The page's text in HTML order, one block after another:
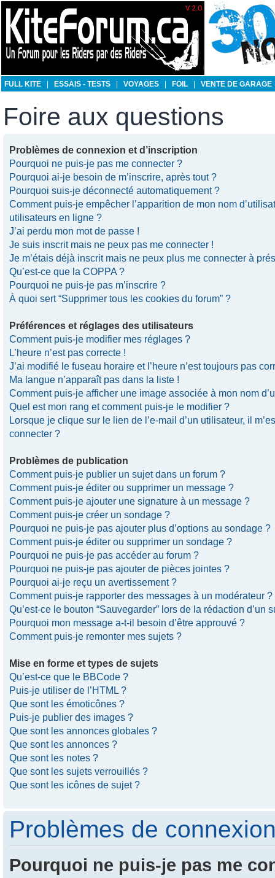
FULL KITE ESSAIS - TESTS VOYAGES FOIL VENTE DE GARAGE
Foire aux questions
Problèmes de connexion et d’inscription
Pourquoi ne puis-je pas me connecter ?
Pourquoi ai-je besoin de m’inscrire, après tout ?
Pourquoi suis-je déconnecté automatiquement ?
Comment puis-je empêcher l’apparition de mon nom
utilisateurs en ligne ?
J’ai perdu mon mot de passe !
Je suis inscrit mais ne peux pas me connecter !
Je m’étais déjà inscrit mais ne peux plus me connecter à
Qu’est-ce que la COPPA ?
Pourquoi ne puis-je pas m’inscrire ?
À quoi sert “Supprimer tous les cookies du forum” ?
Préférences et réglages des utilisateurs
Comment puis-je modifier mes réglages ?
L’heure n’est pas correcte !
J’ai modifié le fuseau horaire et l’heure n’est toujours pas
Ma langue n’apparaît pas dans la liste !
Comment puis-je afficher une image associée à mon nom
Quel est mon rang et comment puis-je le modifier ?
Lorsque je clique sur le lien de l’e-mail d’un utilisateur, il
connecter ?
Problèmes de publication
Comment puis-je publier un sujet dans un forum ?
Comment puis-je éditer ou supprimer un message ?
Comment puis-je ajouter une signature à un message ?
Comment puis-je créer un sondage ?
Pourquoi ne puis-je pas ajouter plus d’options au sondage ?
Comment puis-je éditer ou supprimer un sondage ?
Pourquoi ne puis-je pas accéder au forum ?
Pourquoi ne puis-je pas ajouter de pièces jointes ?
Pourquoi ai-je reçu un avertissement ?
Comment puis-je rapporter des messages à un modérateur ?
Qu’est-ce le bouton “Sauvegarder” lors de la rédaction d’un
Pourquoi mon message a-t-il besoin d’être approuvé ?
Comment puis-je remonter mes sujets ?
Mise en forme et types de sujets
Qu’est-ce que le BBCode ?
Puis-je utiliser de l’HTML ?
Que sont les émoticônes ?
Puis-je publier des images ?
Que sont les annonces globales ?
Que sont les annonces ?
Que sont les notes ?
Que sont les sujets verrouillés ?
Que sont les icônes de sujet ?
Problèmes de
Pourquoi ne puis-je pas me